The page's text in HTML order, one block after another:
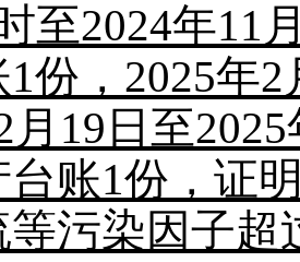
至2024年11
1份， 2025年2
月 19 日至2025
账1份，证
污染因子超